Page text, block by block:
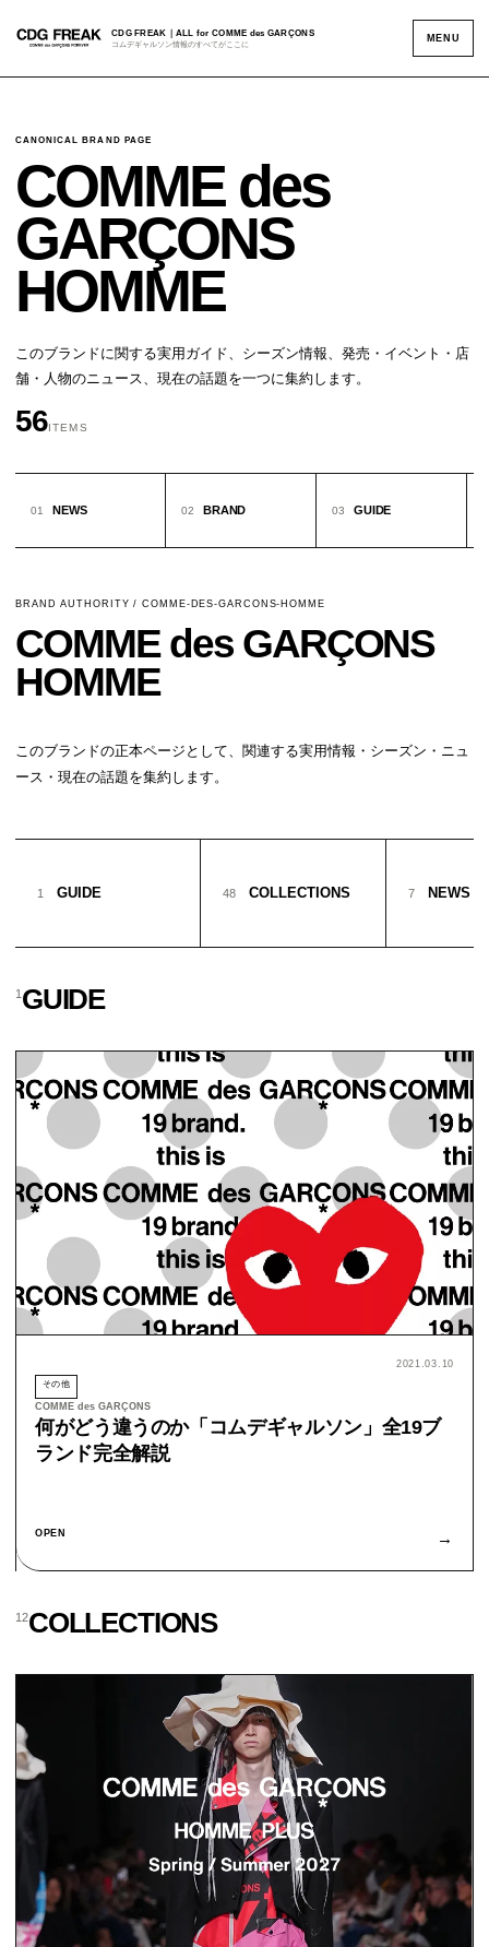
CDG FREAK｜ALL for COMME des GARÇONS
コムデギャルソン情報のすべてがここに MENU
CANONICAL BRAND PAGE
COMME des
GARÇONS
HOMME
このブランドに関する実用ガイド、シーズン情報、発売・イベント・店
舗・人物のニュース、現在の話題を一つに集約します。
56ITEMS
01 NEWS 02 BRAND 03 GUIDE
BRAND AUTHORITY / COMME-DES-GARCONS-HOMME
COMME des GARÇONS
HOMME
このブランドの正本ページとして、関連する実用情報・シーズン・ニュ
ース・現在の話題を集約します。
1 GUIDE 48 COLLECTIONS 7 NEWS
1 GUIDE
2021.03.10
その他
COMME des GARÇONS
何がどう違うのか「コムデギャルソン」全19ブ
ランド完全解説
OPEN →
12COLLECTIONS